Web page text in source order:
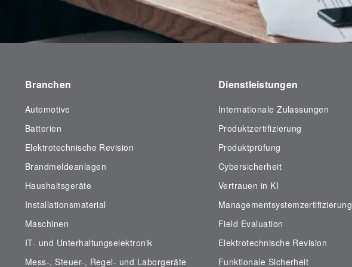
Branchen
Automotive
Batterien
Elektrotechnische Revision
Brandmeldeanlagen
Haushaltsgeräte
Installationsmaterial
Maschinen
IT- und Unterhaltungselektronik
Mess-, Steuer-, Regel- und Laborgeräte
Dienstleistungen
Internationale Zulassungen
Produktzertifizierung
Produktprüfung
Cybersicherheit
Vertrauen in KI
Managementsystemzertifizierung
Field Evaluation
Elektrotechnische Revision
Funktionale Sicherheit